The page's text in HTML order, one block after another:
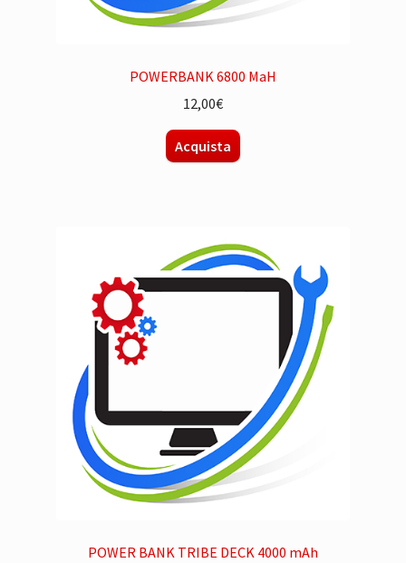
POWERBANK 6800 MaH
12,00€
Acquista
POWER BANK TRIBE DECK 4000 mAh